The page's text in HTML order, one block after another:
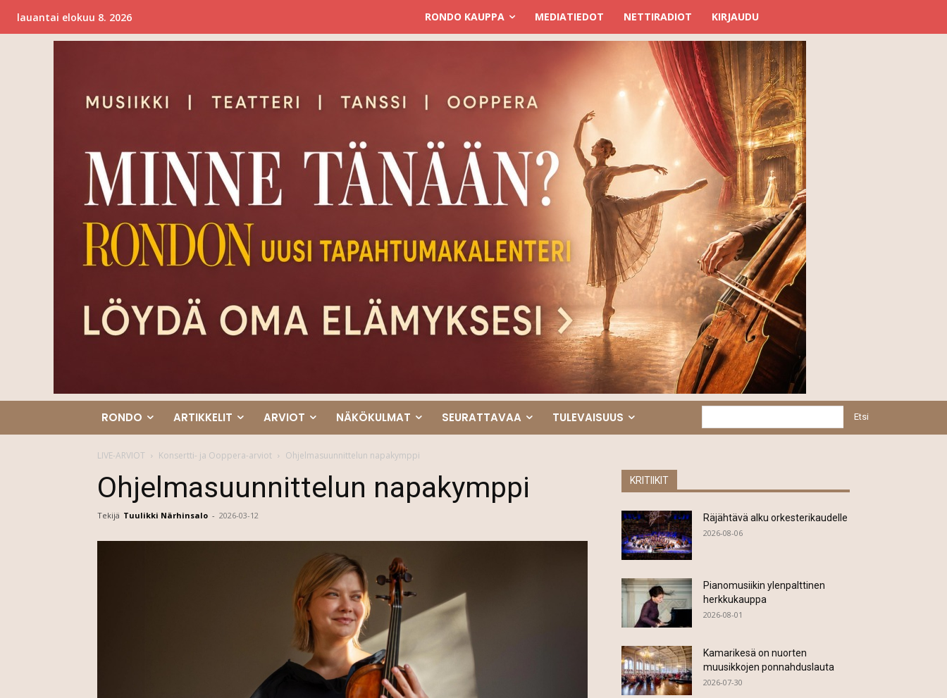
lauantai elokuu 8. 2026 RONDO KAUPPA MEDIATIEDOT NETTIRADIOT KIRJAUDU
RONDO ARTIKKELIT ARVIOT NÄKÖKULMAT SEURATTAVAA TULEVAISUUS Etsi
LIVE-ARVIOT Konsertti- ja Ooppera-arviot Ohjelmasuunnittelun napakymppi
Ohjelmasuunnittelun napakymppi
Tekijä Tuulikki Närhinsalo - 2026-03-12
KRITIIKIT
Räjähtävä alku orkesterikaudelle
2026-08-06
Pianomusiikin ylenpalttinen
herkkukauppa
2026-08-01
Kamarikesä on nuorten
muusikkojen ponnahduslauta
2026-07-30